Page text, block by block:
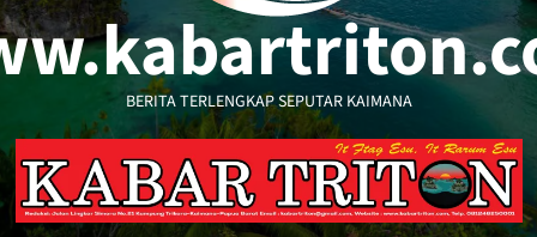
BERITA TERLENGKAP SEPUTAR KAIMANA